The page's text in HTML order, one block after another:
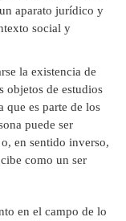
aparato jurídico y
social y
la existencia de
objetos de estudios
que es parte de los
puede ser
en sentido inverso,
como un ser
en el campo de lo